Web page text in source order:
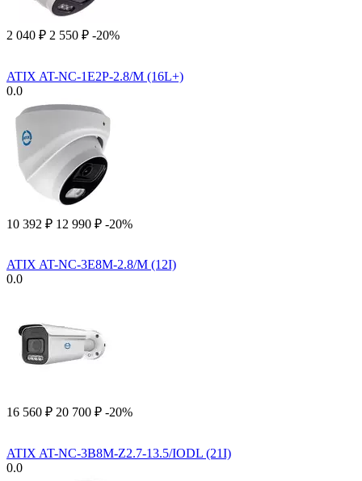
2 040 ₽ 2 550 ₽ -20%
ATIX AT-NC-1E2P-2.8/M (16L+)
0.0
10 392 ₽ 12 990 ₽ -20%
ATIX AT-NC-3E8M-2.8/M (12I)
0.0
16 560 ₽ 20 700 ₽ -20%
ATIX AT-NC-3B8M-Z2.7-13.5/IODL (21I)
0.0